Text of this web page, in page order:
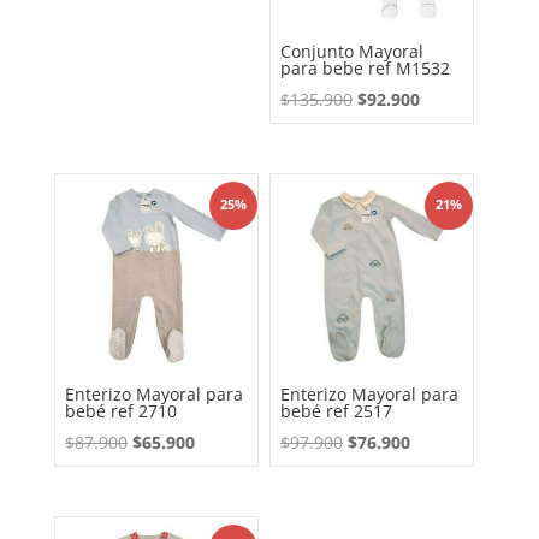
Conjunto Mayoral
para bebe ref M1532
$135.900 El
precio
era:
$135.900.
$92.900El
precio
es:
$92.900.
25%
Enterizo Mayoral para
bebé ref 2710
$87.900 El
precio
era:
$65.900El
precio
es:
21%
Enterizo Mayoral para
bebé ref 2517
$97.900 El
precio
$76.900El
precio